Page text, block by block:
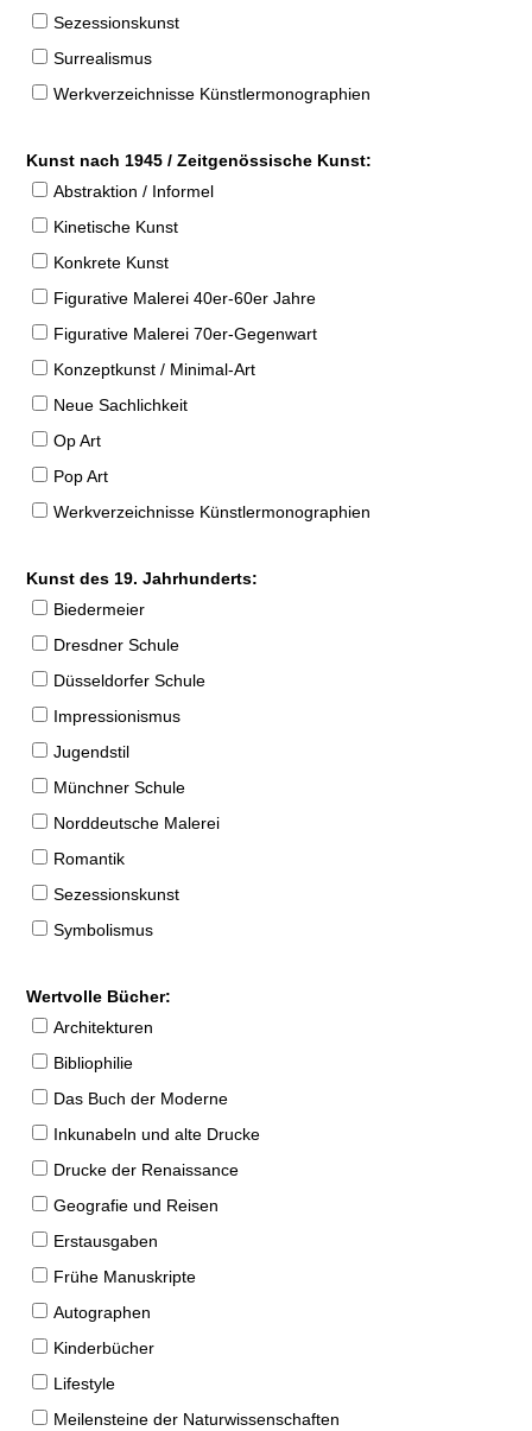
Sezessionskunst
Surrealismus
Werkverzeichnisse Künstlermonographien
Kunst nach 1945 / Zeitgenössische Kunst:
Abstraktion / Informel
Kinetische Kunst
Konkrete Kunst
Figurative Malerei 40er-60er Jahre
Figurative Malerei 70er-Gegenwart
Konzeptkunst / Minimal-Art
Neue Sachlichkeit
Op Art
Pop Art
Werkverzeichnisse Künstlermonographien
Kunst des 19. Jahrhunderts:
Biedermeier
Dresdner Schule
Düsseldorfer Schule
Impressionismus
Jugendstil
Münchner Schule
Norddeutsche Malerei
Romantik
Sezessionskunst
Symbolismus
Wertvolle Bücher:
Architekturen
Bibliophilie
Das Buch der Moderne
Inkunabeln und alte Drucke
Drucke der Renaissance
Geografie und Reisen
Erstausgaben
Frühe Manuskripte
Autographen
Kinderbücher
Lifestyle
Meilensteine der Naturwissenschaften